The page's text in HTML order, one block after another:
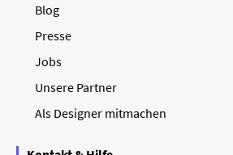
Blog
Presse
Jobs
Unsere Partner
Als Designer mitmachen